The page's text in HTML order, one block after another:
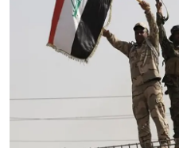
Türkçe